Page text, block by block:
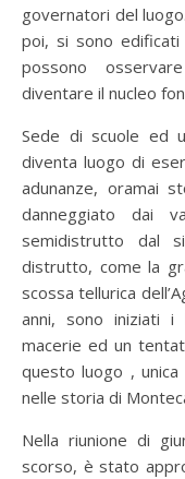
governatori del
poi, si sono
possono
diventare il nucleo
Sede di scuole ed
diventa luogo di
adunanze, oramai
danneggiato dai
semidistrutto dal
distrutto, come la
scossa tellurica
anni, sono iniziati i
macerie ed un
questo luogo ,
nelle storia di
Nella riunione di
scorso, è stato